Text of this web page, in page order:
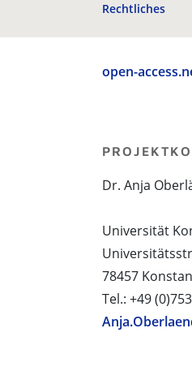
Rechtliches
open-
Dr. Anja
Universität
78457
Tel.: +49